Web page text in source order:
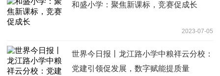
和盛小学：聚焦新课标，竞赛促成长
2023-07-05
世界今日报丨龙江路小学中粮祥云分校：
党建引领促发展，数字赋能提质量